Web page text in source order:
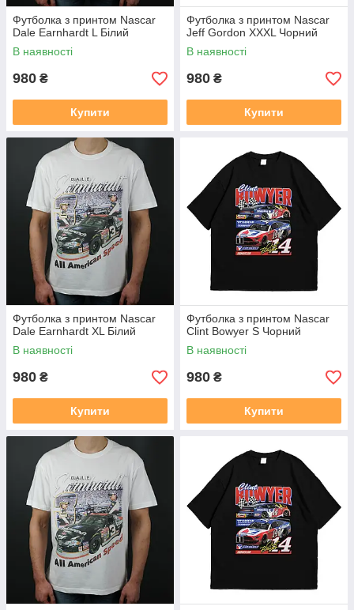
Футболка з принтом Nascar
Dale Earnhardt L Білий
В наявності
980 ₴
Купити
Футболка з принтом Nascar
Jeff Gordon XXXL Чорний
В наявності
980 ₴
Купити
Футболка з принтом Nascar
Dale Earnhardt XL Білий
В наявності
980 ₴
Купити
Футболка з принтом Nascar
Clint Bowyer S Чорний
В наявності
980 ₴
Купити